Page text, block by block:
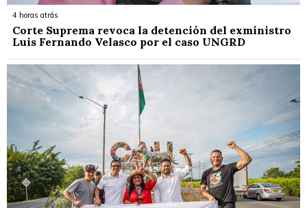
4 horas atrás
Corte Suprema revoca la detención del exministro
Luis Fernando Velasco por el caso UNGRD